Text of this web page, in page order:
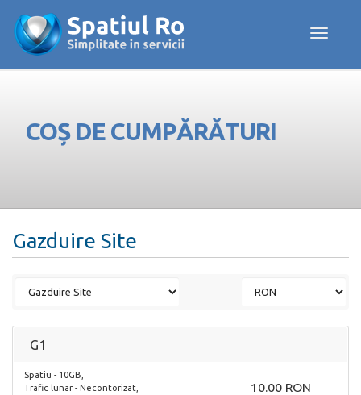
Toggle
COȘ DE CUMPĂRĂTURI
Gazduire Site
G1
Spatiu - 10GB,
Trafic lunar - Necontorizat,
10.00 RON